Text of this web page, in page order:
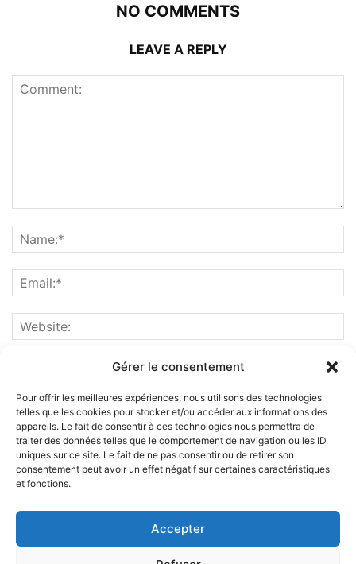
Gérer le consentement
Pour offrir les meilleures expériences, nous utilisons des technologies
telles que les cookies pour stocker et/ou accéder aux informations des
appareils. Le fait de consentir à ces technologies nous permettra de
traiter des données telles que le comportement de navigation ou les ID
uniques sur ce site. Le fait de ne pas consentir ou de retirer son
consentement peut avoir un effet négatif sur certaines caractéristiques
et fonctions.
Accepter
NO COMMENTS
LEAVE A REPLY
ABOUT US
FOLLOW US